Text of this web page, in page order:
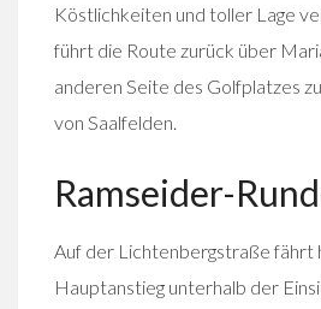
Köstlichkeiten und toller Lage
führt die Route zurück über
anderen Seite des Golfplatzes
von Saalfelden.
Ramseider-
Auf der Lichtenbergstraße fährt
Hauptanstieg unterhalb der